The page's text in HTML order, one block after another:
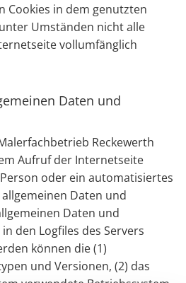
Cookies in dem genutzten
Umständen nicht alle
vollumfänglich
Daten und
Reckewerth
Aufruf der Internetseite
oder ein automatisiertes
Daten und
Daten und
den Logfiles des Servers
können die (1)
und Versionen, (2) das